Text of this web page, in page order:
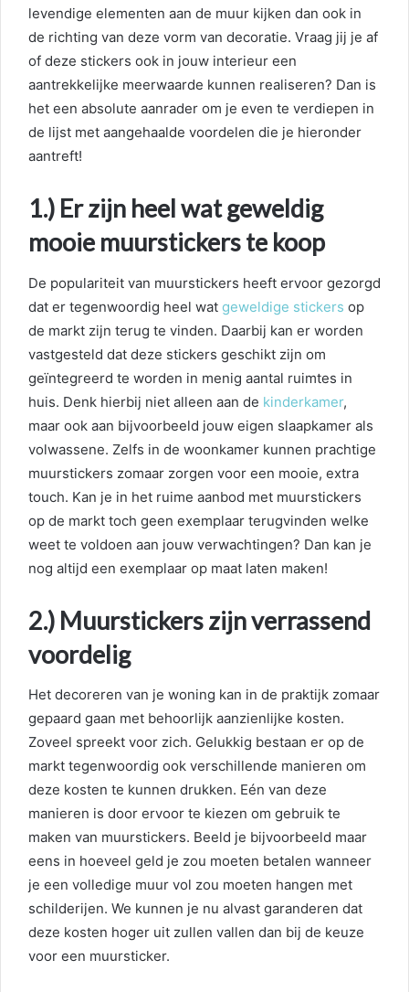
levendige elementen aan de muur kijken dan ook in
de richting van deze vorm van decoratie. Vraag jij je af
of deze stickers ook in jouw interieur een
aantrekkelijke meerwaarde kunnen realiseren? Dan is
het een absolute aanrader om je even te verdiepen in
de lijst met aangehaalde voordelen die je hieronder
aantreft!
1.) Er zijn heel wat geweldig
mooie muurstickers te koop
De populariteit van muurstickers heeft ervoor gezorgd
dat er tegenwoordig heel wat geweldige stickers op
de markt zijn terug te vinden. Daarbij kan er worden
vastgesteld dat deze stickers geschikt zijn om
geïntegreerd te worden in menig aantal ruimtes in
huis. Denk hierbij niet alleen aan de kinderkamer,
maar ook aan bijvoorbeeld jouw eigen slaapkamer als
volwassene. Zelfs in de woonkamer kunnen prachtige
muurstickers zomaar zorgen voor een mooie, extra
touch. Kan je in het ruime aanbod met muurstickers
op de markt toch geen exemplaar terugvinden welke
weet te voldoen aan jouw verwachtingen? Dan kan je
nog altijd een exemplaar op maat laten maken!
2.) Muurstickers zijn verrassend
voordelig
Het decoreren van je woning kan in de praktijk zomaar
gepaard gaan met behoorlijk aanzienlijke kosten.
Zoveel spreekt voor zich. Gelukkig bestaan er op de
markt tegenwoordig ook verschillende manieren om
deze kosten te kunnen drukken. Eén van deze
manieren is door ervoor te kiezen om gebruik te
maken van muurstickers. Beeld je bijvoorbeeld maar
eens in hoeveel geld je zou moeten betalen wanneer
je een volledige muur vol zou moeten hangen met
schilderijen. We kunnen je nu alvast garanderen dat
deze kosten hoger uit zullen vallen dan bij de keuze
voor een muursticker.